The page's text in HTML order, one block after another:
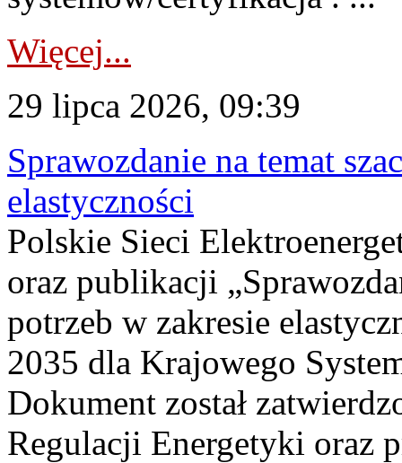
Więcej...
29 lipca 2026, 09:39
Sprawozdanie na temat
elastyczności
Polskie Sieci
oraz publikacji
potrzeb w zakresie
2035 dla Krajowego
Dokument został
Regulacji Energetyki oraz